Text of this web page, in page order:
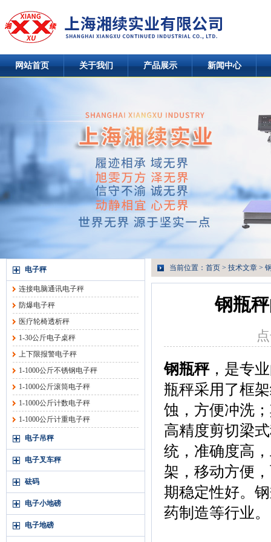
网站首页 关于我们 产品展示 新闻中心
电子秤
连接电脑通讯电子秤
防爆电子秤
医疗轮椅透析秤
1-30公斤电子桌秤
上下限报警电子秤
1-1000公斤不锈钢电子秤
1-1000公斤滚筒电子秤
1-1000公斤计数电子秤
1-1000公斤计重电子秤
电子吊秤
电子叉车秤
砝码
电子小地磅
电子地磅
当前位置： 首页 > 技术文章 >
钢瓶
钢瓶秤，是专
瓶秤采用了框
蚀，方便冲洗
高精度剪切梁
统，准确度高
架，移动方便
期稳定性好。
药制造等行业。